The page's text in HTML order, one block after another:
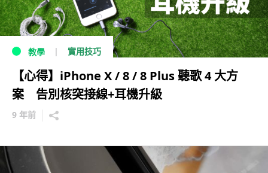
教學 實用技巧
【心得】iPhone X / 8 / 8 Plus 聽歌 4 大方
案 告別核突接線+耳機升級
9 年前